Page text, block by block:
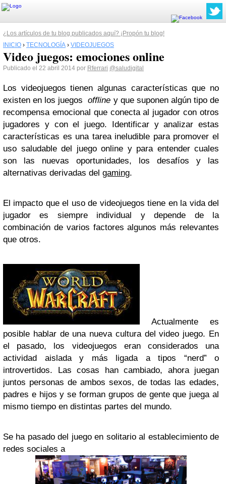
¿Los artículos de tu blog publicados aquí? ¡Propón tu blog!
INICIO › TECNOLOGÍA › VIDEOJUEGOS
Video juegos: emociones online
Publicado el 22 abril 2014 por Rferrari @saludigital
Los videojuegos tienen algunas características que no
existen en los juegosoffline y que suponen algún tipo de
recompensa emocional que conecta al jugador con otros
jugadores y con el juego. Identificar y analizar estas
características es una tarea ineludible para promover el
uso saludable del juego online y para entender cuales
son las nuevas oportunidades, los desafíos y las
alternativas derivadas del gaming.
El impacto que el uso de videojuegos tiene en la vida del
jugador es siempre individual y depende de la
combinación de varios factores algunos más relevantes
que otros.
Actualmente es
posible hablar de una nueva cultura del video juego. En
el pasado, los videojuegos eran considerados una
actividad aislada y más ligada a tipos “nerd” o
introvertidos. Las cosas han cambiado, ahora juegan
juntos personas de ambos sexos, de todas las edades,
padres e hijos y se forman grupos de gente que juega al
mismo tiempo en distintas partes del mundo.
Se ha pasado del juego en solitario al establecimiento de
redes sociales a